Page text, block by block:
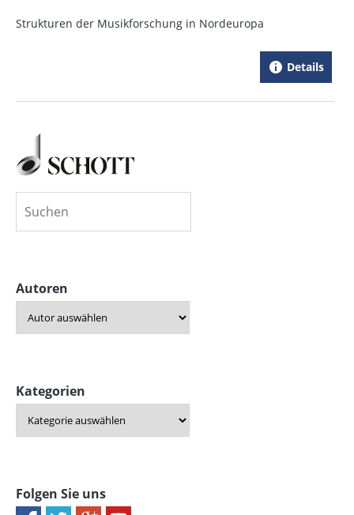
Strukturen der Musikforschung in Nordeuropa
Details
Autoren
Kategorien
Folgen Sie uns